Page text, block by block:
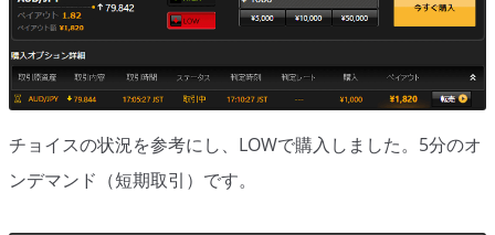
チョイスの状況を参考にし、LOWで購入しました。5分のオ
ンデマンド（短期取引）です。